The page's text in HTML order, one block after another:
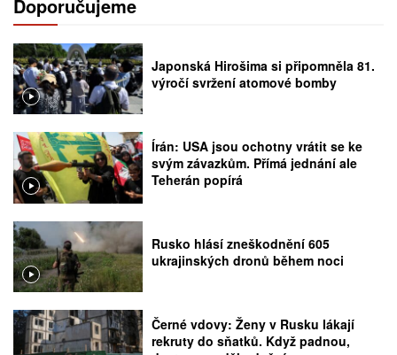
Doporučujeme
Japonská Hirošima si připomněla 81.
výročí svržení atomové bomby
Írán: USA jsou ochotny vrátit se ke
svým závazkům. Přímá jednání ale
Teherán popírá
Rusko hlásí zneškodnění 605
ukrajinských dronů během noci
Černé vdovy: Ženy v Rusku lákají
rekruty do sňatků. Když padnou,